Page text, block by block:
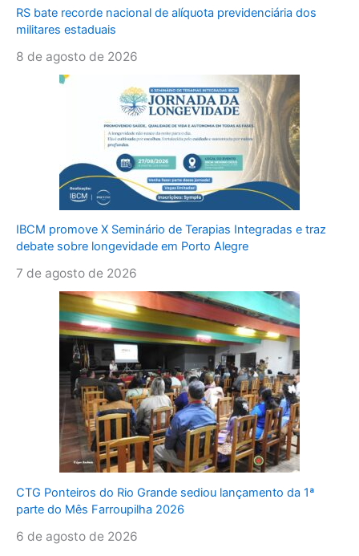
RS bate recorde nacional de alíquota previdenciária dos
militares estaduais
8 de agosto de 2026
IBCM promove X Seminário de Terapias Integradas e traz
debate sobre longevidade em Porto Alegre
7 de agosto de 2026
CTG Ponteiros do Rio Grande sediou lançamento da 1ª
parte do Mês Farroupilha 2026
6 de agosto de 2026